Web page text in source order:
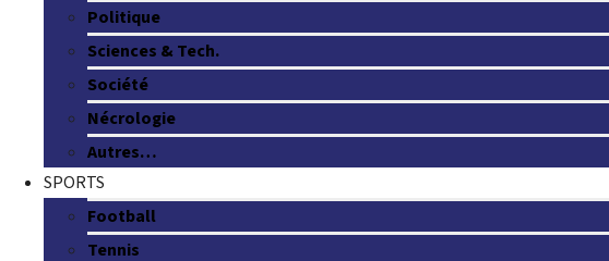
Politique
Sciences & Tech.
Société
Nécrologie
Autres…
SPORTS
Football
Tennis